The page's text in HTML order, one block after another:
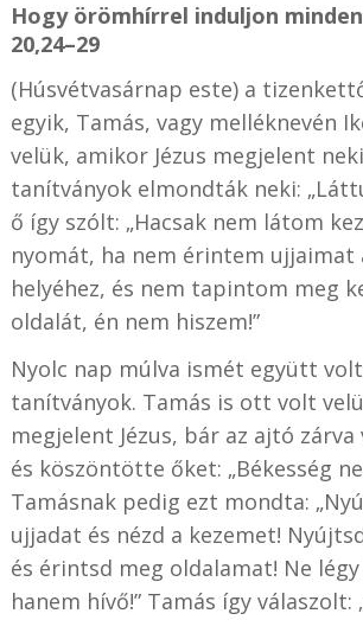
Hogy örömhírrel induljon minden
20,24–29
(Húsvétvasárnap este) a
egyik, Tamás, vagy melléknevén
velük, amikor Jézus megjelent
tanítványok elmondták neki:
ő így szólt: „Hacsak nem látom
nyomát, ha nem érintem ujjaimat
helyéhez, és nem tapintom meg
oldalát, én nem hiszem!”
Nyolc nap múlva ismét együtt
tanítványok. Tamás is ott volt
megjelent Jézus, bár az ajtó
és köszöntötte őket: „Békesség
Tamásnak pedig ezt mondta:
ujjadat és nézd a kezemet!
és érintsd meg oldalamat! Ne
hanem hívő!” Tamás így válaszolt: